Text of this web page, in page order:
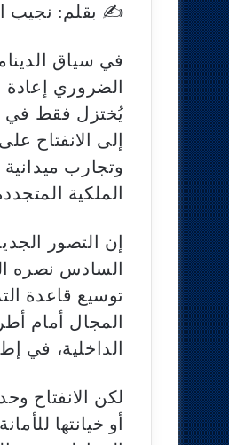
✍️ بقلم: نجيب
في سياق
الضروري
يُختزل فقط في
إلى الانفتاح
وتجارب ميدانية
الملكية
إن التصور
السادس نصره
توسيع قاعدة
المجال أمام
الداخلية، في
لكن الانفتاح
أو خيانتها